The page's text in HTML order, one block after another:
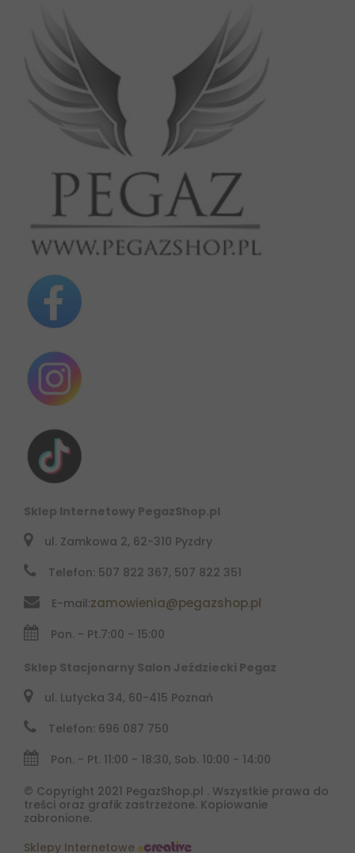
Sklep Internetowy PegazShop.pl
ul. Zamkowa 2, 62-310 Pyzdry
Telefon: 507 822 367, 507 822 351
E-mail:zamowienia@pegazshop.pl
Pon. - Pt.7:00 - 15:00
Sklep Stacjonarny Salon Jeździecki Pegaz
ul. Lutycka 34, 60-415 Poznań
Telefon: 696 087 750
Pon. - Pt. 11:00 - 18:30, Sob. 10:00 - 14:00
© Copyright 2021 PegazShop.pl . Wszystkie prawa do
treści oraz grafik zastrzeżone. Kopiowanie
zabronione.
Sklepy Internetowe